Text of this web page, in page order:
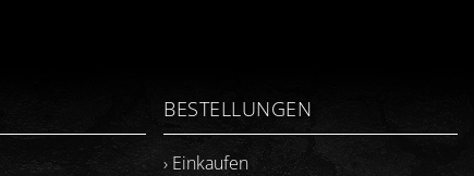
BESTELLUNGEN
› Einkaufen